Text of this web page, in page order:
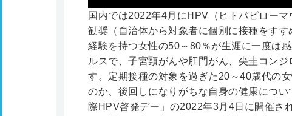
国内では2022年4月にHPV（ヒトパピロー
勧奨（自治体から対象者に個別に接種をす
経験を持つ女性の50～80％が生涯に一度は
ルスで、子宮頸がんや肛門がん、尖圭コン
す。定期接種の対象を過ぎた20～40歳代の
のか、後回しになりがちな自身の健康につ
際HPV啓発デー」の2022年3月4日に開催さ